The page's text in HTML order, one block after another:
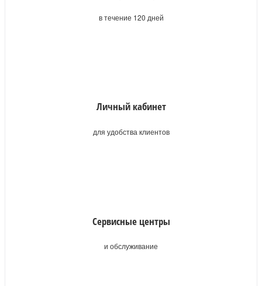
в течение 120 дней
Личный кабинет
для удобства клиентов
Сервисные центры
и обслуживание